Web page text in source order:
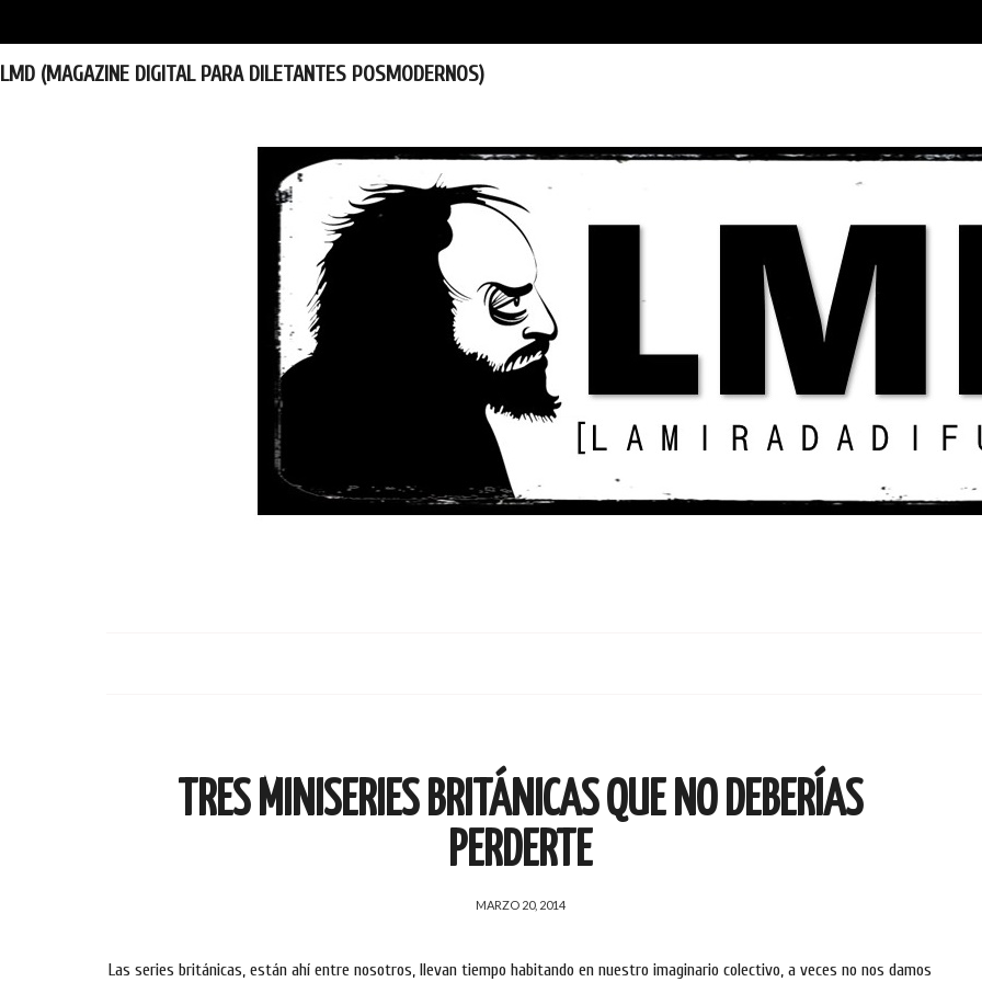
LMD (MAGAZINE DIGITAL PARA DILETANTES POSMODERNOS)
TRES MINISERIES BRITÁNICAS QUE NO DEBERÍAS
PERDERTE
MARZO 20, 2014
Las series británicas, están ahí entre nosotros, llevan tiempo habitando en nuestro imaginario colectivo, a veces no nos damos